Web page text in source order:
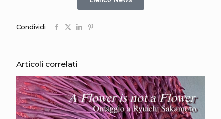
Condividi
Articoli correlati